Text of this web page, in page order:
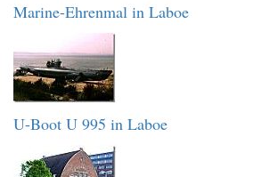
Marine-Ehrenmal in Laboe
U-Boot U 995 in Laboe